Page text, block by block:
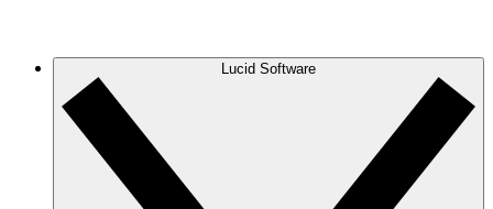
Lucid Software